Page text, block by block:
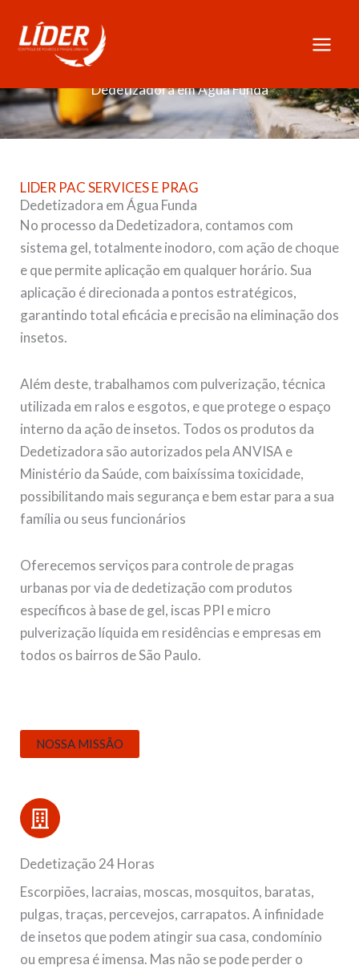
content
Dedetizadora em Água Funda
LIDER PAC SERVICES E PRAG
Dedetizadora em Água Funda
No processo da Dedetizadora, contamos com
sistema gel, totalmente inodoro, com ação de choque
e que permite aplicação em qualquer horário. Sua
aplicação é direcionada a pontos estratégicos,
garantindo total eficácia e precisão na eliminação dos
insetos.
Além deste, trabalhamos com pulverização, técnica
utilizada em ralos e esgotos, e que protege o espaço
interno da ação de insetos. Todos os produtos da
Dedetizadora são autorizados pela ANVISA e
Ministério da Saúde, com baixíssima toxicidade,
possibilitando mais segurança e bem estar para a sua
família ou seus funcionários
Oferecemos serviços para controle de pragas
urbanas por via de dedetização com produtos
específicos à base de gel, iscas PPI e micro
pulverização líquida em residências e empresas em
todos os bairros de São Paulo.
NOSSA MISSÃO
Dedetização 24 Horas
Escorpiões, lacraias, moscas, mosquitos, baratas,
pulgas, traças, percevejos, carrapatos. A infinidade
de insetos que podem atingir sua casa, condomínio
ou empresa é imensa. Mas não se pode perder o